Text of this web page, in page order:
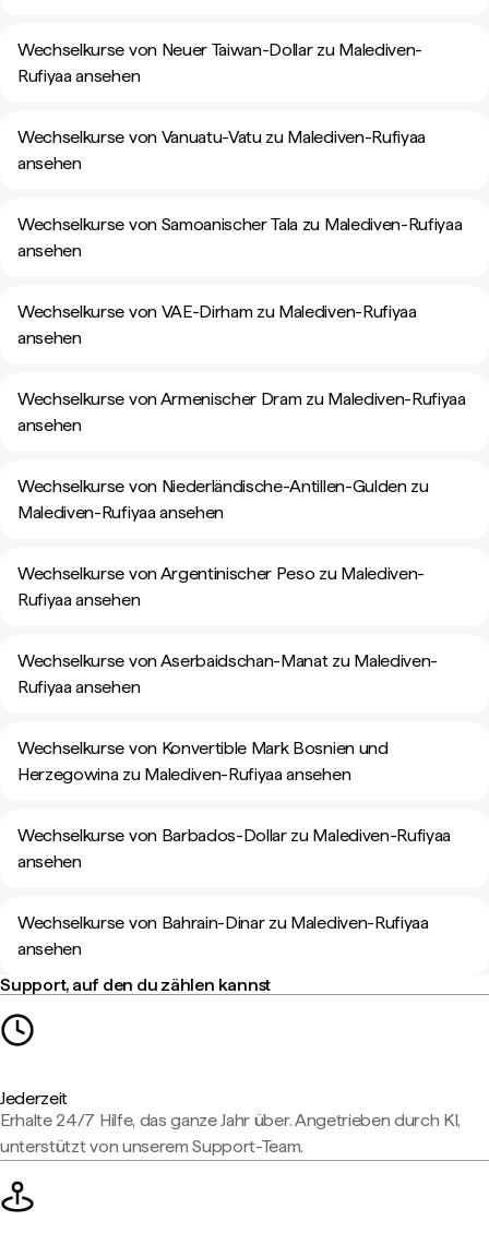
Wechselkurse von Neuer Taiwan-Dollar zu Malediven-
Rufiyaa ansehen
Wechselkurse von Vanuatu-Vatu zu Malediven-Rufiyaa
ansehen
Wechselkurse von Samoanischer Tala zu Malediven-Rufiyaa
ansehen
Wechselkurse von VAE-Dirham zu Malediven-Rufiyaa
ansehen
Wechselkurse von Armenischer Dram zu Malediven-Rufiyaa
ansehen
Wechselkurse von Niederländische-Antillen-Gulden zu
Malediven-Rufiyaa ansehen
Wechselkurse von Argentinischer Peso zu Malediven-
Rufiyaa ansehen
Wechselkurse von Aserbaidschan-Manat zu Malediven-
Rufiyaa ansehen
Wechselkurse von Konvertible Mark Bosnien und
Herzegowina zu Malediven-Rufiyaa ansehen
Wechselkurse von Barbados-Dollar zu Malediven-Rufiyaa
ansehen
Wechselkurse von Bahrain-Dinar zu Malediven-Rufiyaa
ansehen
Support, auf den du zählen kannst
Jederzeit
Erhalte 24/7 Hilfe, das ganze Jahr über. Angetrieben durch KI,
unterstützt von unserem Support-Team.